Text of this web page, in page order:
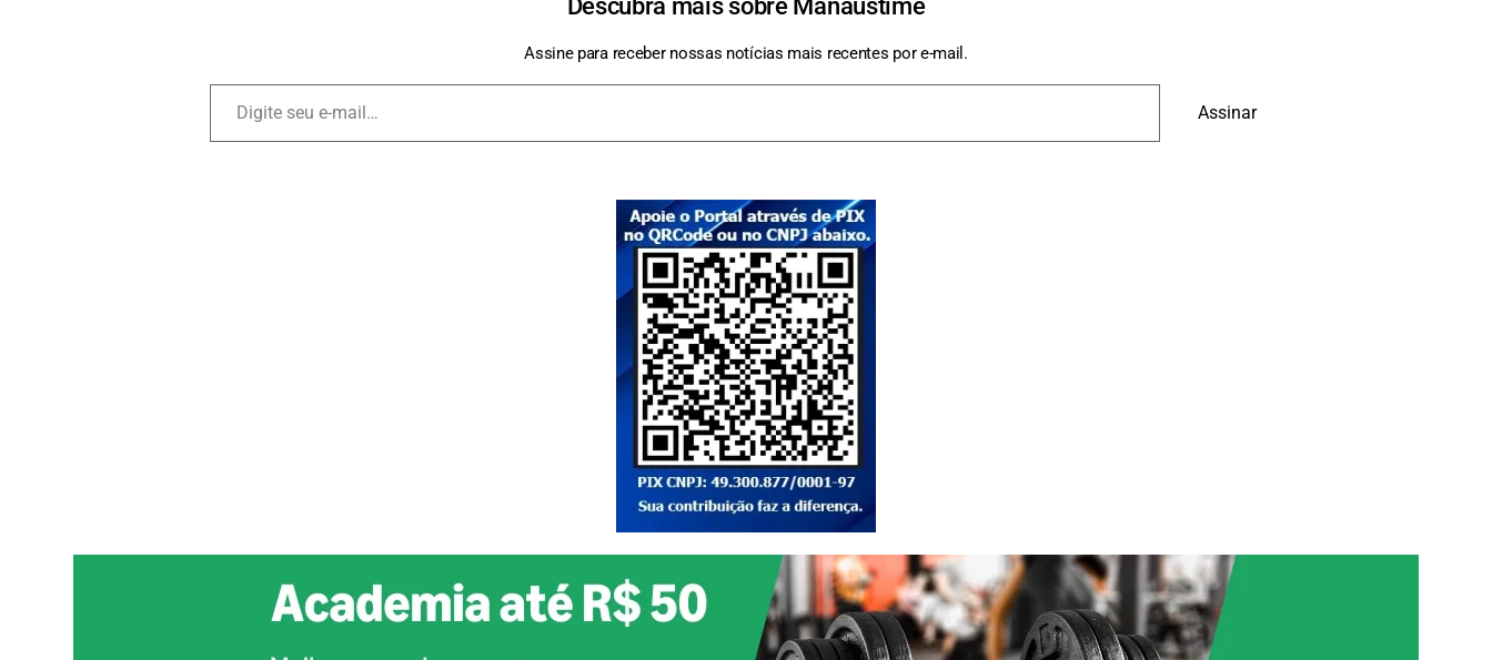
Descubra mais sobre Manaustime
Assine para receber nossas notícias mais recentes por e-mail.
Assinar